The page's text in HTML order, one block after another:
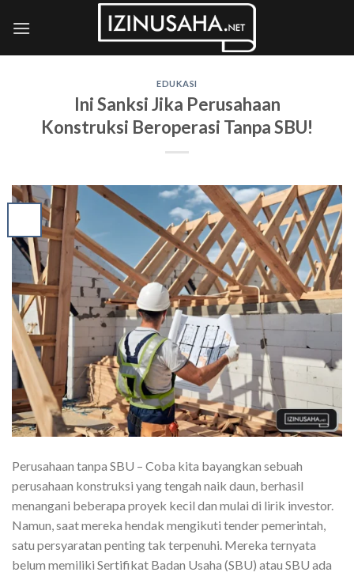
EDUKASI
Ini Sanksi Jika Perusahaan
Konstruksi Beroperasi Tanpa SBU!
Perusahaan tanpa SBU – Coba kita bayangkan sebuah
perusahaan konstruksi yang tengah naik daun, berhasil
menangani beberapa proyek kecil dan mulai di lirik investor.
Namun, saat mereka hendak mengikuti tender pemerintah,
satu persyaratan penting tak terpenuhi. Mereka ternyata
belum memiliki Sertifikat Badan Usaha (SBU) atau SBU ada